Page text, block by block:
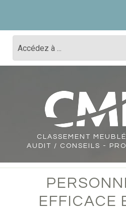
CLASSEMENT
AUDIT / CONSEILS -
EFFICACE